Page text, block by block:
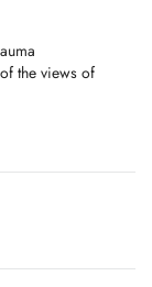
the views of